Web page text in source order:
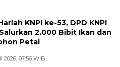
KNPI ke-53, DPD KNPI
2.000 Bibit Ikan dan
Petai
2026, 07:56 WIB